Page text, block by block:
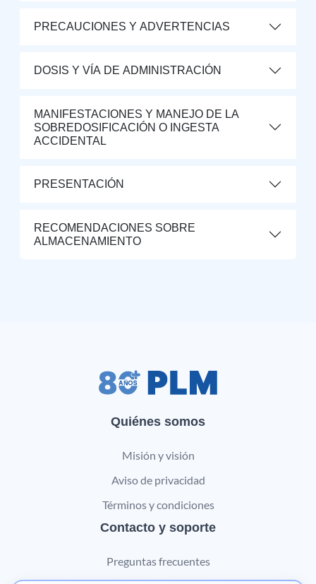
PRECAUCIONES Y ADVERTENCIAS
DOSIS Y VÍA DE ADMINISTRACIÓN
MANIFESTACIONES Y MANEJO DE LA
SOBREDOSIFICACIÓN O INGESTA
ACCIDENTAL
PRESENTACIÓN
RECOMENDACIONES SOBRE
ALMACENAMIENTO
Quiénes somos
Misión y visión
Aviso de privacidad
Términos y condiciones
Contacto y soporte
Preguntas frecuentes